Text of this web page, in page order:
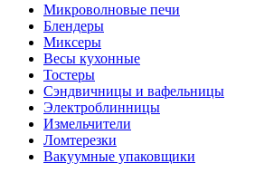
Микроволновые печи
Блендеры
Миксеры
Весы кухонные
Тостеры
Сэндвичницы и вафельницы
Электроблинницы
Измельчители
Ломтерезки
Вакуумные упаковщики